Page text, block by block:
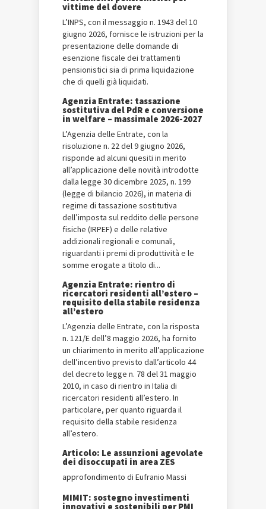
vittime del dovere
L’INPS, con il messaggio n. 1943 del 10
giugno 2026, fornisce le istruzioni per la
presentazione delle domande di
esenzione fiscale dei trattamenti
pensionistici sia di prima liquidazione
che di quelli già liquidati.
Agenzia Entrate: tassazione
sostitutiva del PdR e conversione
in welfare – massimale 2026-2027
L’Agenzia delle Entrate, con la
risoluzione n. 22 del 9 giugno 2026,
risponde ad alcuni quesiti in merito
all’applicazione delle novità introdotte
dalla legge 30 dicembre 2025, n. 199
(legge di bilancio 2026), in materia di
regime di tassazione sostitutiva
dell’imposta sul reddito delle persone
fisiche (IRPEF) e delle relative
addizionali regionali e comunali,
riguardanti i premi di produttività e le
somme erogate a titolo di...
Agenzia Entrate: rientro di
ricercatori residenti all’estero –
requisito della stabile residenza
all’estero
L’Agenzia delle Entrate, con la risposta
n. 121/E dell’8 maggio 2026, ha fornito
un chiarimento in merito all’applicazione
dell’incentivo previsto dall’articolo 44
del decreto legge n. 78 del 31 maggio
2010, in caso di rientro in Italia di
ricercatori residenti all’estero. In
particolare, per quanto riguarda il
requisito della stabile residenza
all’estero.
Articolo: Le assunzioni agevolate
dei disoccupati in area ZES
approfondimento di Eufranio Massi
MIMIT: sostegno investimenti
innovativi e sostenibili per PMI